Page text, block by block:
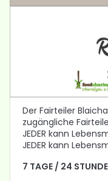
Der Fairteiler
zugängliche
JEDER kann
JEDER kann
7 TAGE / 24